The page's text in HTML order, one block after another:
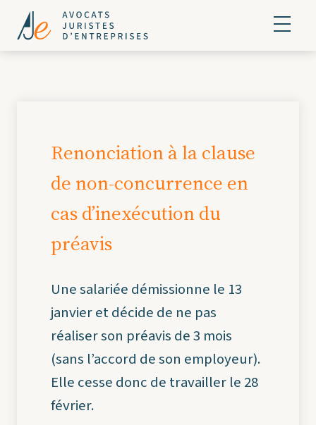
Renonciation à la clause
de non-concurrence en
cas d’inexécution du
préavis
Une salariée démissionne le 13
janvier et décide de ne pas
réaliser son préavis de 3 mois
(sans l’accord de son employeur).
Elle cesse donc de travailler le 28
février.